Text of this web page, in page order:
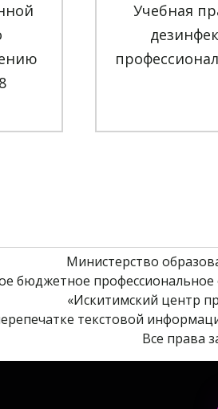
Учебная
Министерство
бюджетное
«Искитимский центр
текстовой
Все права